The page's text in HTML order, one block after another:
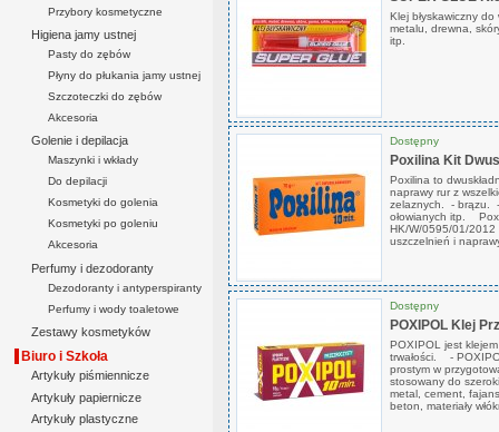
Przybory kosmetyczne
Higiena jamy ustnej
Pasty do zębów
Płyny do płukania jamy ustnej
Szczoteczki do zębów
Akcesoria
Golenie i depilacja
Maszynki i wkłady
Do depilacji
Kosmetyki do golenia
Kosmetyki po goleniu
Akcesoria
Perfumy i dezodoranty
Dezodoranty i antyperspiranty
Perfumy i wody toaletowe
Zestawy kosmetyków
Biuro i Szkoła
Artykuły piśmiennicze
Artykuły papiernicze
Artykuły plastyczne
Klej błyskawiczny
metalu, drewna,
itp.
Dostępny
Poxilina Kit
Poxilina to
naprawy rur z
zelaznych. - brązu.
ołowianych itp.
HK/W/0595/01/2012
uszczelnień i
Dostępny
POXIPOL Klej
POXIPOL jest klejem
trwałości. -
prostym w
stosowany do
metal, cement,
beton, materiały